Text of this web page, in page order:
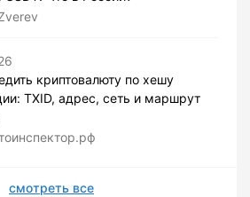
криптовалюту по хешу
TXID, адрес, сеть и маршрут
смотреть все